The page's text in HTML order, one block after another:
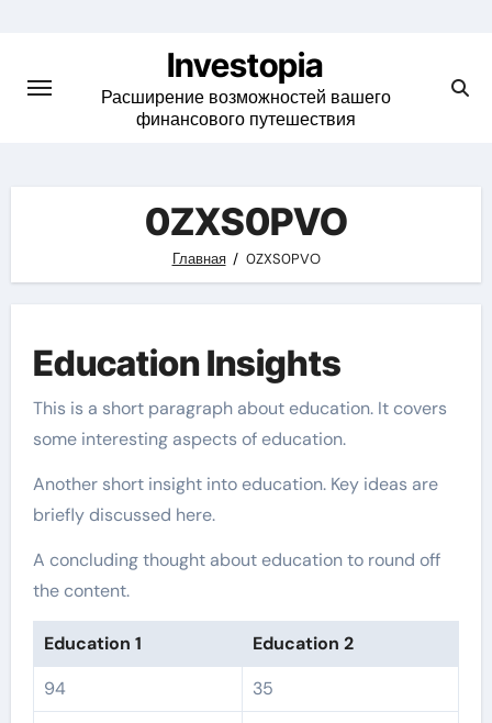
content
Investopia
Расширение возможностей вашего
финансового путешествия
0ZXS0PVO
Главная 0ZXS0PVO
Education Insights
This is a short paragraph about education. It covers
some interesting aspects of education.
Another short insight into education. Key ideas are
briefly discussed here.
A concluding thought about education to round off
the content.
Education 1
Education 2
94
35